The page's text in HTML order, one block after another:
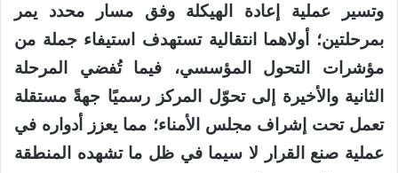
وتسير عملية إعادة الهيكلة وفق مسار محدد يمر
بمرحلتين؛ أولاهما انتقالية تستهدف استيفاء جملة من
مؤشرات التحول المؤسسي، فيما تُفضي المرحلة
الثانية والأخيرة إلى تحوّل المركز رسميًا جهةً مستقلة
تعمل تحت إشراف مجلس الأمناء؛ مما يعزز أدواره في
عملية صنع القرار لا سيما في ظل ما تشهده المنطقة